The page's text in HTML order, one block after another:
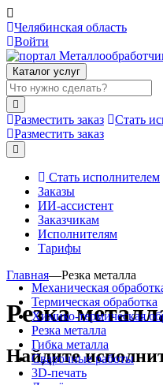
Челябинская область
Войти
Каталог услуг
Разместить заказ
Стать
Разместить заказ
Стать исполнителем
Заказы
ИИ-ассистент
Заказчикам
Исполнителям
Тарифы
Механическая
Термическая обработка
Химико-термическая
Резка металла
Гибка металла
Сварочные работы
3D-печать
Главная—Резка металла
Резка
Найдите